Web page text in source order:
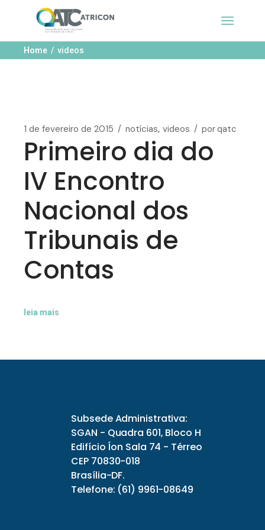
Home videos
1 de fevereiro de 2015 notícias videos porqatc
Primeiro dia do
IV Encontro
Nacional dos
Tribunais de
Contas
leia mais
Subsede Administrativa:
SGAN - Quadra 601, Bloco H
Edifício Íon Sala 74 - Térreo
CEP 70830-018
Brasília-DF.
Telefone: (61) 9961-08649